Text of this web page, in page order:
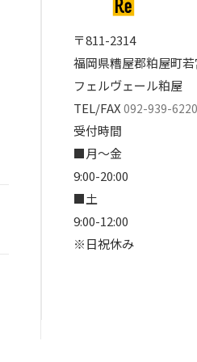
〒811-2314
福岡県糟屋郡粕屋町
フェルヴェール粕屋
TEL/FAX 092-939-6220
受付時間
■月～金
9:00-20:00
■土
9:00-12:00
※日祝休み